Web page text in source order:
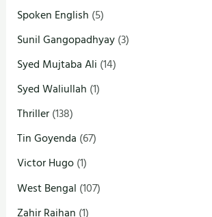
Spoken English (5)
Sunil Gangopadhyay(3)
Syed Mujtaba Ali (14)
Syed Waliullah (1)
Thriller(138)
Tin Goyenda (67)
Victor Hugo(1)
West Bengal (107)
Zahir Raihan (1)